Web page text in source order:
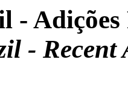
- Adições
- Recent